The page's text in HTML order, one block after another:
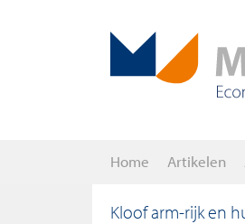
Home Artikelen
Kloof arm-rijk en